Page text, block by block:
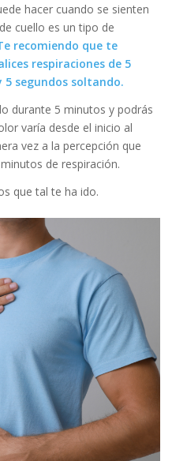
hacer cuando se sienten
cuello es un tipo de
recomiendo que te
respiraciones de 5
segundos soltando.
durante 5 minutos y podrás
varía desde el inicio al
vez a la percepción que
de respiración.
que tal te ha ido.